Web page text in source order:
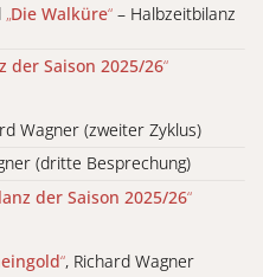
„Die Walküre“ – Halbzeitbilanz
der Saison 2025/26“
Wagner (zweiter Zyklus)
(dritte Besprechung)
der Saison 2025/26“
“, Richard Wagner